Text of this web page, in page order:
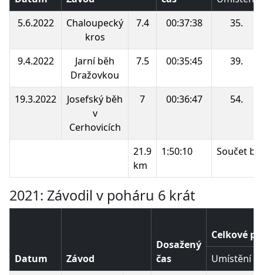
5.6.2022
Chaloupecký
kros
7.4 00:37:38 35.
9.4.2022
Jarní běh
Dražovkou
7.5 00:35:45 39.
19.3.2022
Josefský běh
v
Cerhovicích
7 00:36:47 54.
21.9
km
1:50:10 Součet
2021: Závodil v poháru 6 krát
Datum Závod
Dosažený
čas
Celkové
Umístění